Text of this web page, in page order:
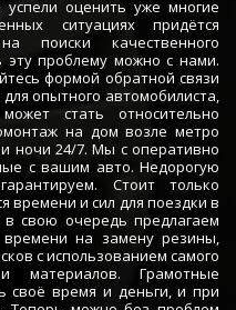
оценить уже многие
ситуациях придётся
поиски качественного
эту проблему можно с нами.
формой обратной связи
опытного автомобилиста,
стать относительно
на дом возле метро
ночи 24/7. Мы с оперативно
с вашим авто. Недорогую
Стоит только
времени и сил для поездки в
свою очередь предлагаем
на замену резины,
с использованием самого
материалов. Грамотные
своё время и деньги, и при